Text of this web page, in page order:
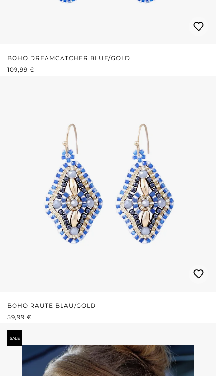
BOHO DREAMCATCHER BLUE/GOLD
REGULÄRER PREIS:
109,99 €
BOHO RAUTE BLAU/GOLD
REGULÄRER PREIS:
59,99 €
SALE